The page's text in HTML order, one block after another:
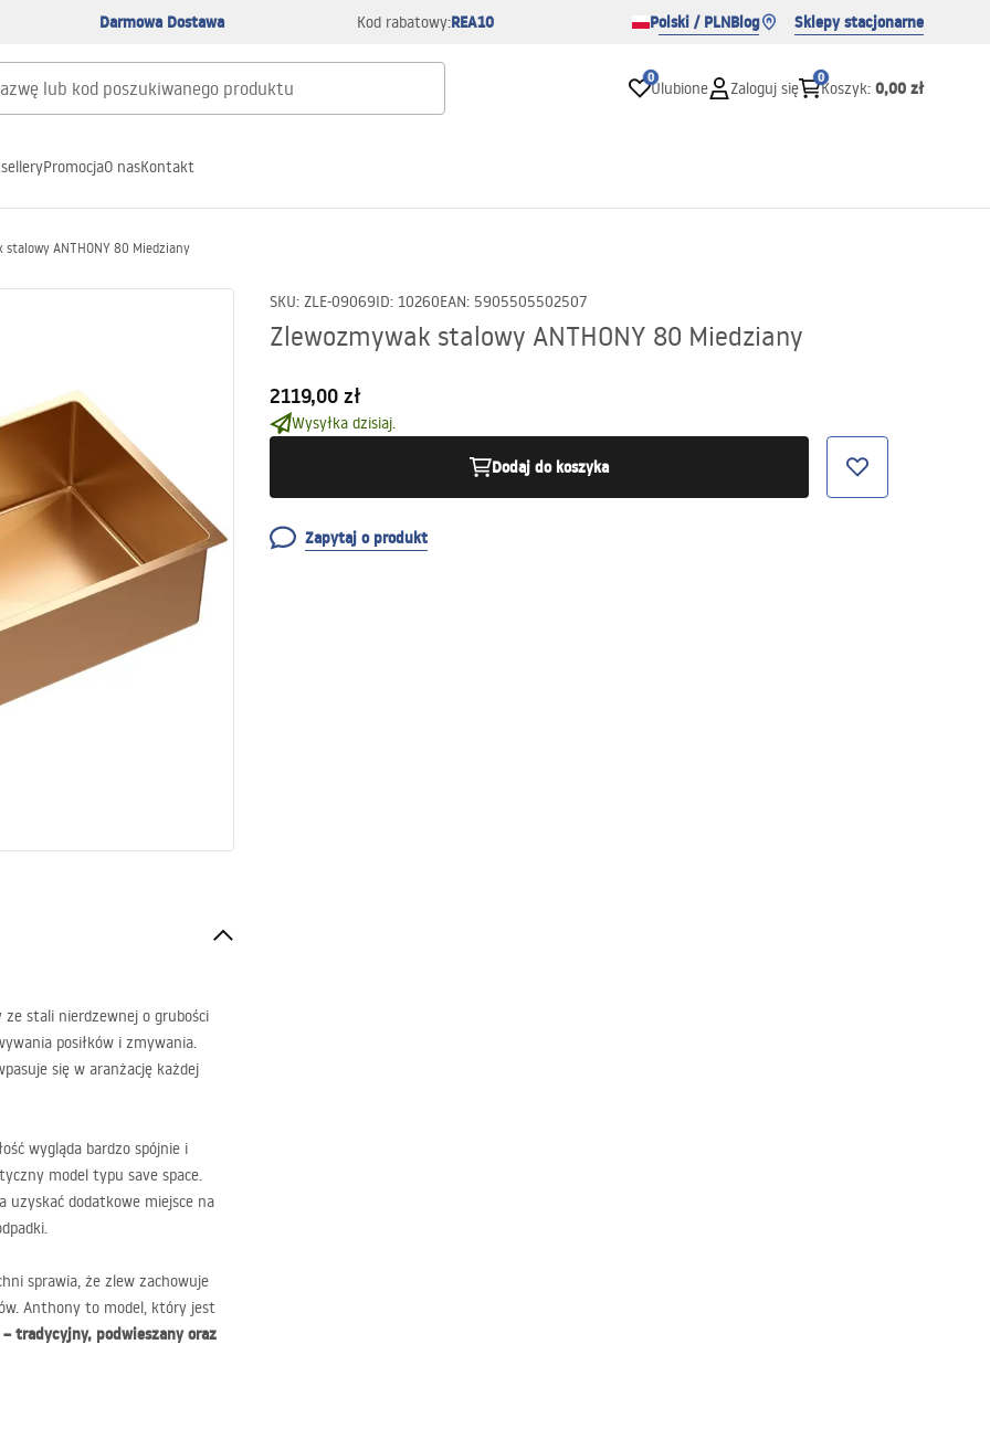
Darmowa Dostawa Kod rabatowy:REA10 Polski / PLNBlog Sklepy stacjonarne
0
Ulubione Zaloguj się
0
Koszyk: 0,00 zł
PromocjaO nasKontakt
stalowy ANTHONY 80 Miedziany
SKU: ZLE-09069ID: 10260EAN: 5905505502507
Zlewozmywak stalowy ANTHONY 80 Miedziany
2119,00 zł
Wysyłka dzisiaj.
Dodaj do koszyka
Zapytaj o produkt
stali nierdzewnej o grubości
posiłków i zmywania.
się w aranżację każdej
wygląda bardzo spójnie i
model typu save space.
uzyskać dodatkowe miejsce na
sprawia, że zlew zachowuje
Anthony to model, który jest
tradycyjny, podwieszany oraz